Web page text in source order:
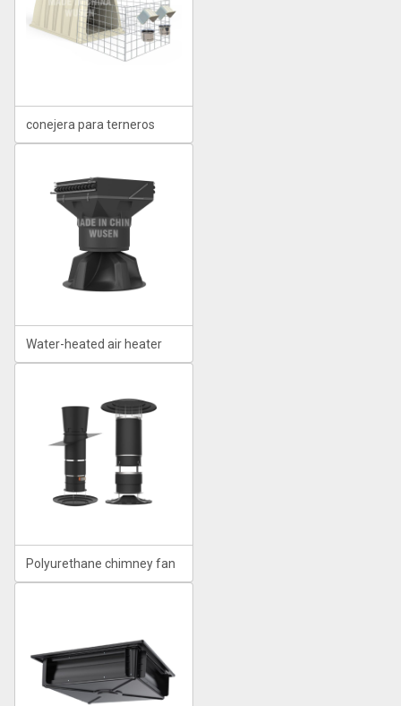
conejera para terneros
Water-heated air heater
Polyurethane chimney fan